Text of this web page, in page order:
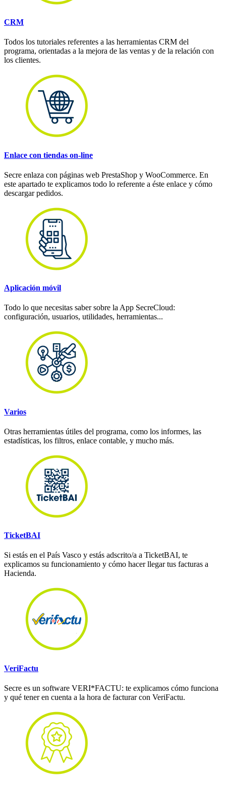
CRM
Todos los tutoriales referentes a las herramientas CRM del
programa, orientadas a la mejora de las ventas y de la relación con
los clientes.
Enlace con tiendas on-line
Secre enlaza con páginas web PrestaShop y WooCommerce. En
este apartado te explicamos todo lo referente a éste enlace y cómo
descargar pedidos.
Aplicación móvil
Todo lo que necesitas saber sobre la App SecreCloud:
configuración, usuarios, utilidades, herramientas...
Varios
Otras herramientas útiles del programa, como los informes, las
estadísticas, los filtros, enlace contable, y mucho más.
TicketBAI
Si estás en el País Vasco y estás adscrito/a a TicketBAI, te
explicamos su funcionamiento y cómo hacer llegar tus facturas a
Hacienda.
VeriFactu
Secre es un software VERI*FACTU: te explicamos cómo funciona
y qué tener en cuenta a la hora de facturar con VeriFactu.